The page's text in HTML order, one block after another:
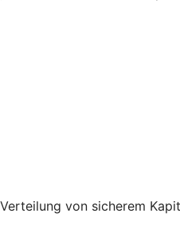
von sicherem